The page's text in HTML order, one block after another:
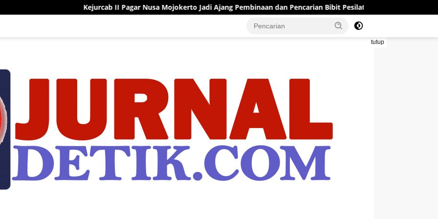
Kejurcab II Pagar Nusa Mojokerto Jadi Ajang Pembinaan dan Pencarian Bibit Pesilat Muda Gerak Jalan Ngoro
tutup